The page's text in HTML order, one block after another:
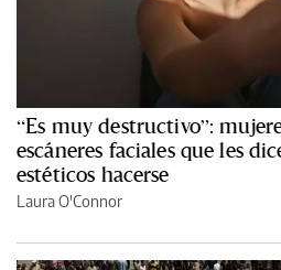
“Es muy destructivo”:
escáneres faciales que les
estéticos hacerse
Laura O'Connor